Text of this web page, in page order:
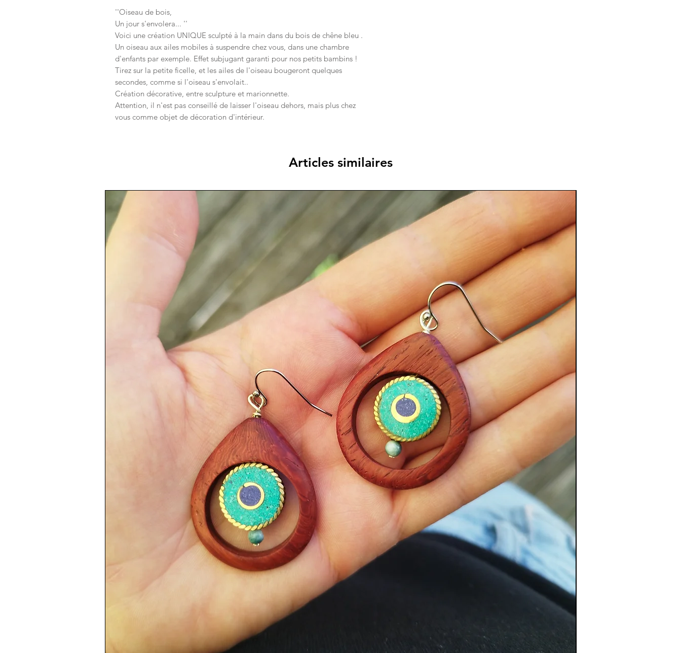
''Oiseau de bois,
Un jour s'envolera... ''
Voici une création UNIQUE sculpté à la main dans du bois de chêne bleu .
Un oiseau aux ailes mobiles à suspendre chez vous, dans une chambre
d'enfants par exemple. Effet subjugant garanti pour nos petits bambins !
Tirez sur la petite ficelle, et les ailes de l'oiseau bougeront quelques
secondes, comme si l'oiseau s'envolait..
Création décorative, entre sculpture et marionnette.
Attention, il n'est pas conseillé de laisser l'oiseau dehors, mais plus chez
vous comme objet de décoration d'intérieur.
Articles similaires